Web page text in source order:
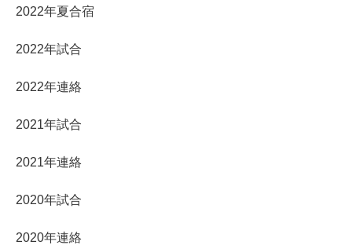
2022年夏合宿
2022年試合
2022年連絡
2021年試合
2021年連絡
2020年試合
2020年連絡